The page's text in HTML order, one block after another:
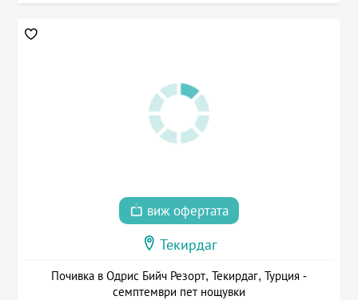
виж офертата
Текирдаг
Почивка в Одрис Бийч Резорт, Текирдаг, Турция -
семптември пет нощувки